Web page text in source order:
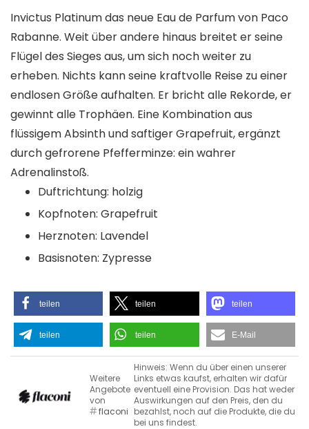
Invictus Platinum das neue Eau de Parfum von Paco
Rabanne. Weit über andere hinaus breitet er seine
Flügel des Sieges aus, um sich noch weiter zu
erheben. Nichts kann seine kraftvolle Reise zu einer
endlosen Größe aufhalten. Er bricht alle Rekorde, er
gewinnt alle Trophäen. Eine Kombination aus
flüssigem Absinth und saftiger Grapefruit, ergänzt
durch gefrorene Pfefferminze: ein wahrer
Adrenalinstoß.
Duftrichtung: holzig
Kopfnoten: Grapefruit
Herznoten: Lavendel
Basisnoten: Zypresse
teilen teilen teilen
teilen teilen E-Mail
Weitere
Angebote
von
flaconi
Hinweis: Wenn du über einen unserer
Links etwas kaufst, erhalten wir dafür
eventuell eine Provision. Das hat weder
Auswirkungen auf den Preis, den du
bezahlst, noch auf die Produkte, die du
bei uns findest.